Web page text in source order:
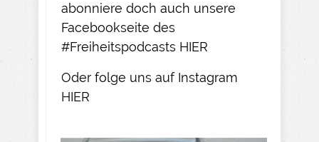
abonniere doch auch unsere
Facebookseite des
#Freiheitspodcasts HIER
Oder folge uns auf Instagram
HIER​